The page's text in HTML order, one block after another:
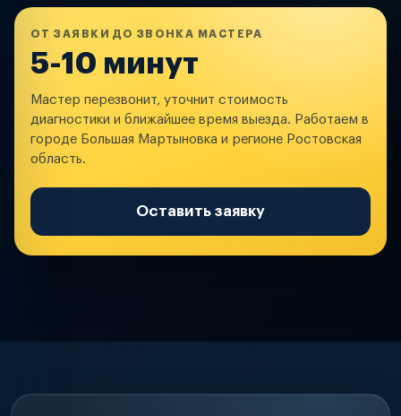
ОТ ЗАЯВКИ ДО ЗВОНКА МАСТЕРА
5-10 минут
Мастер перезвонит, уточнит стоимость
диагностики и ближайшее время выезда. Работаем в
городе Большая Мартыновка и регионе Ростовская
область.
Оставить заявку